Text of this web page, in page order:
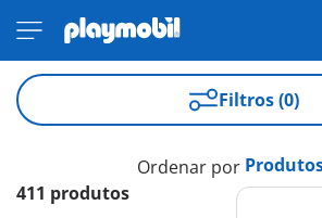
Filtros (0)
411 produtos
Ordenar por